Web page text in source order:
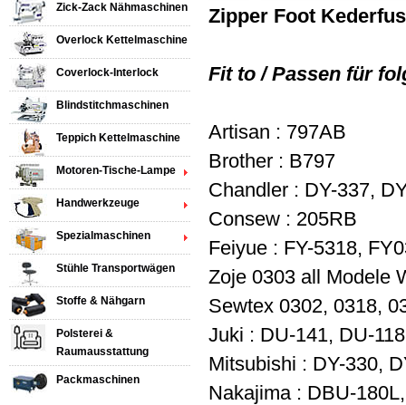
Zipper Foot
Fit to / Passen für
Artisan : 797AB
Brother : B797
Chandler : DY-337,
Consew : 205RB
Feiyue : FY-5318,
Zoje 0303 all Modele
Sewtex 0302, 0318,
Juki : DU-141, DU-
Mitsubishi : DY-330,
Nakajima : DBU-
Zick-Zack Nähmaschinen
Overlock Kettelmaschine
Coverlock-Interlock
Blindstitchmaschinen
Teppich Kettelmaschine
Motoren-Tische-Lampe
Handwerkzeuge
Spezialmaschinen
Stühle Transportwägen
Stoffe & Nähgarn
Polsterei &
Raumausstattung
Packmaschinen